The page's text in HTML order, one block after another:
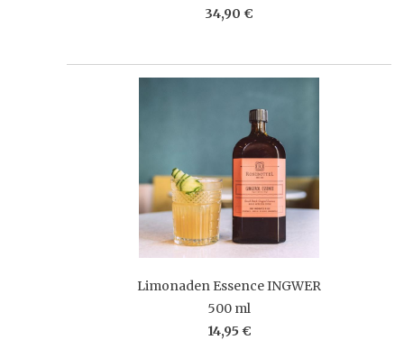
34,90 €
Limonaden Essence INGWER
500 ml
14,95 €